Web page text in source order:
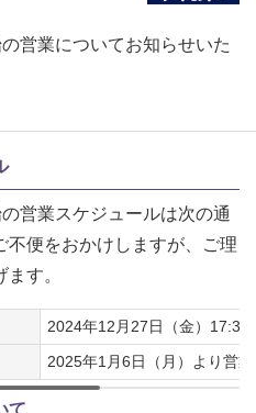
営業についてお知らせいた
営業スケジュールは次の通
不便をおかけしますが、ご理
す。
2024年12月27日（金）17:30
2025年1月6日（月）より営
て